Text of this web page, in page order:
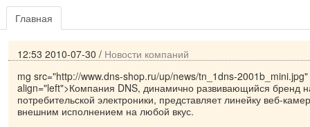
Главная
12:53 2010-07-30 / Новости компаний
mg src="http://www.dns-shop.ru/up/news/tn_1dns-
align="left">Компания DNS, динамично развивающийся бренд
потребительской электроники, представляет линейку веб-
внешним исполнением на любой вкус.